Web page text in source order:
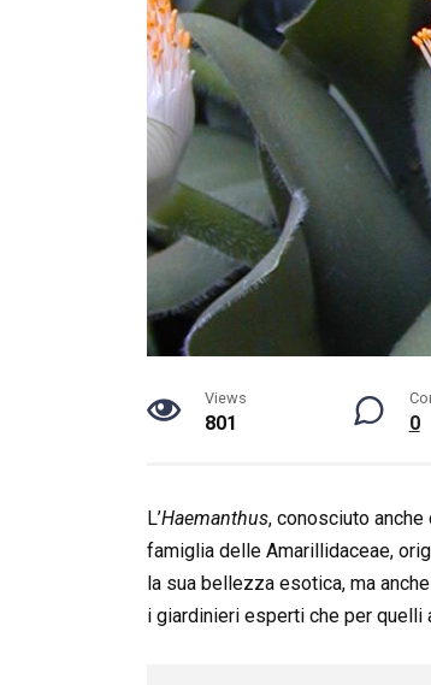
Views
801 0
L’Haemanthus, conosciuto anche
famiglia delle Amarillidaceae,
la sua bellezza esotica, ma
i giardinieri esperti che per quelli